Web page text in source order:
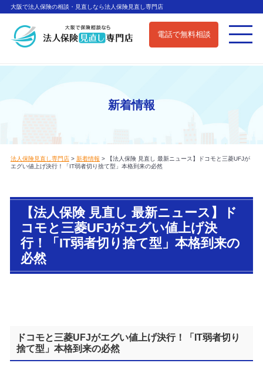
大阪で法人保険の相談・見直しなら法人保険見直し専門店
電話で無料相談
新着情報
法人保険見直し専門店> 新着情報 >
【法人保険 見直し 最新ニュース】ドコモと三菱UFJが
エグい値上げ決行！「IT弱者切り捨て型」本格到来の必然
【法人保険 見直し 最新ニュース】ド
コモと三菱UFJがエグい値上げ決
行！「IT弱者切り捨て型」本格到来の
必然
ドコモと三菱UFJがエグい値上げ決行！「IT弱者切り
捨て型」本格到来の必然